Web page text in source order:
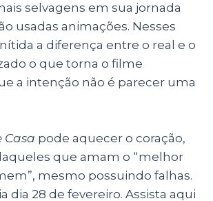
selvagens em sua jornada
usadas animações. Nesses
a diferença entre o real e o
o que torna o filme
a intenção não é parecer uma
Casa pode aquecer o coração,
que amam o “melhor
mesmo possuindo falhas.
dia 28 de fevereiro. Assista aqui